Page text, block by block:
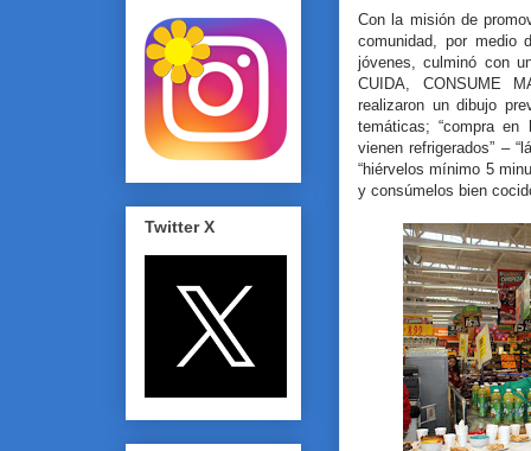
Con la misión de
comunidad, por medio
jóvenes, culminó con
CUIDA, CONSUME
realizaron un dibujo
temáticas; “compra en
vienen refrigerados” –
“hiérvelos mínimo 5
y consúmelos bien
Twitter X